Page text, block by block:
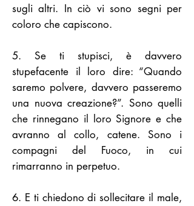
sugli altri. In ciò vi sono segni per
coloro che capiscono.
5. Se ti stupisci, è davvero
stupefacente il loro dire: “Quando
saremo polvere, davvero passeremo
una nuova creazione?”. Sono quelli
che rinnegano il loro Signore e che
avranno al collo, catene. Sono i
compagni del Fuoco, in cui
rimarranno in perpetuo.
6. E ti chiedono di sollecitare il male,